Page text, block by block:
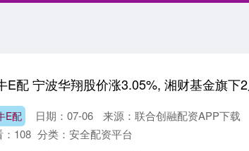
E配 日期：07-06
来源：联合创融配资APP下载
108 分类： 安全配资平台